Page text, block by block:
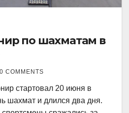
по шахматам в
0 COMMENTS
стартовал 20 июня в
шахмат и длился два дня.